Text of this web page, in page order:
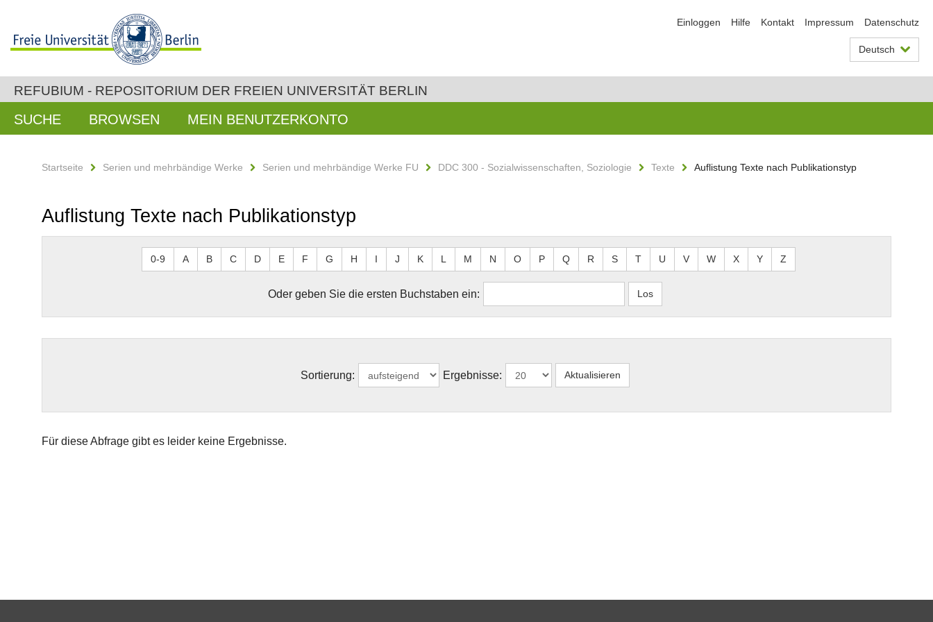
Einloggen Hilfe Kontakt Impressum Datenschutz
Deutsch
REFUBIUM - REPOSITORIUM DER FREIEN UNIVERSITÄT BERLIN
SUCHE BROWSEN MEIN BENUTZERKONTO
Startseite Serien und mehrbändige Werke Serien und mehrbändige Werke FU DDC 300 - Sozialwissenschaften, Soziologie Texte Auflistung Texte nach Publikationstyp
Auflistung Texte nach Publikationstyp
0-9 A B C D E F G H I J K L M N O P Q R S T U V W X Y Z
Oder geben Sie die ersten Buchstaben ein:
Sortierung: Ergebnisse:
Für diese Abfrage gibt es leider keine Ergebnisse.